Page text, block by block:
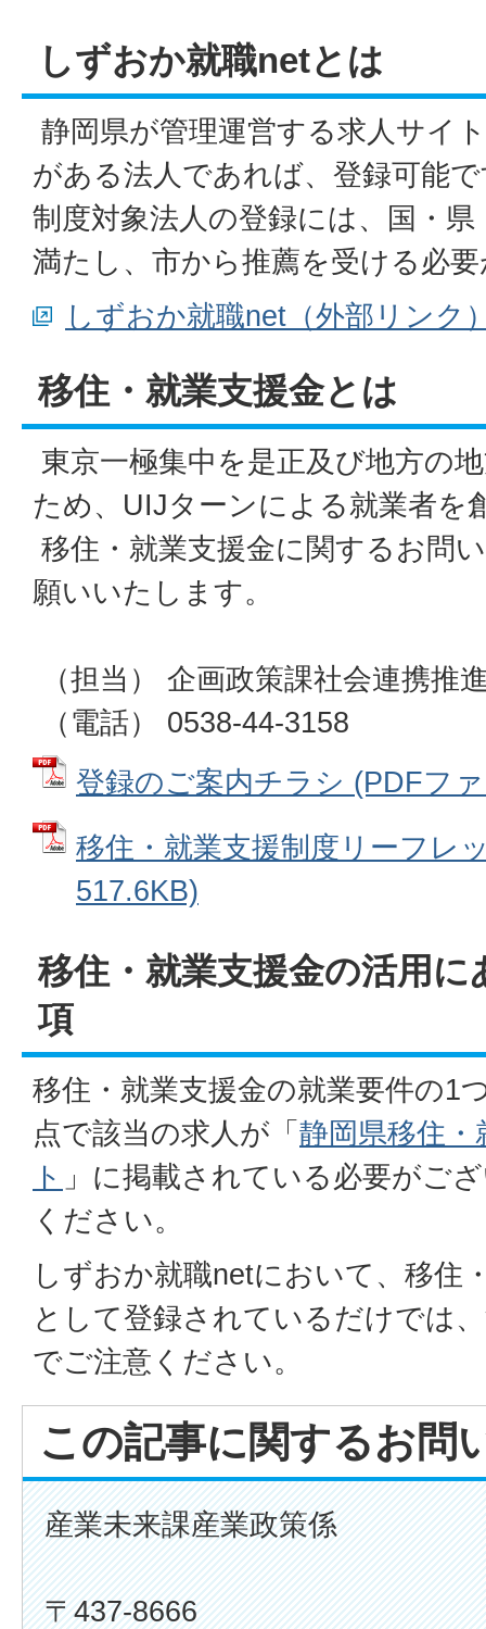
しずおか就職netとは
静岡県が管理運営する求人サイ
がある法人であれば、登録可能
制度対象法人の登録には、国・
満たし、市から推薦を受ける必
しずおか就職net（外部リンク
移住・就業支援金とは
東京一極集中を是正及び地方の
ため、UIJターンによる就業者を
移住・就業支援金に関するお問
願いいたします。
（担当） 企画政策課社会連携推
（電話） 0538-44-3158
登録のご案内チラシ (PDFフ
移住・就業支援制度リーフレ
517.6KB)
移住・就業支援金の活用
項
移住・就業支援金の就業要件の1
点で該当の求人が「 静岡県移住
ト 」に掲載されている必要がご
ください。
しずおか就職netにおいて、移住
として登録されているだけでは
でご注意ください。
この記事に関するお問
産業未来課産業政策係
〒437-8666